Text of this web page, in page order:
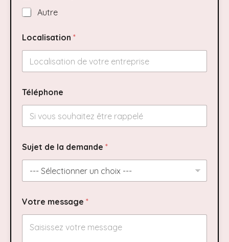
Autre
a
m
s
a
g
e
e
v
Localisation *
Téléphone
Sujet de la demande *
Votre message *